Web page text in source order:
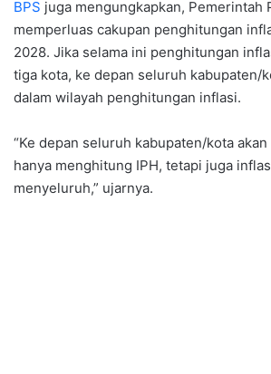
BPS juga mengungkapkan, Pemerintah
memperluas cakupan penghitungan
2028. Jika selama ini penghitungan
tiga kota, ke depan seluruh kabupaten/
dalam wilayah penghitungan inflasi.
“Ke depan seluruh kabupaten/kota
hanya menghitung IPH, tetapi juga
menyeluruh,” ujarnya.